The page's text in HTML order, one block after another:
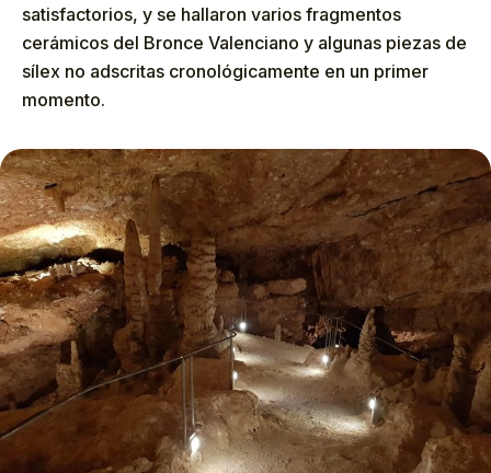
satisfactorios, y se hallaron varios fragmentos
cerámicos del Bronce Valenciano y algunas piezas de
sílex no adscritas cronológicamente en un primer
momento.